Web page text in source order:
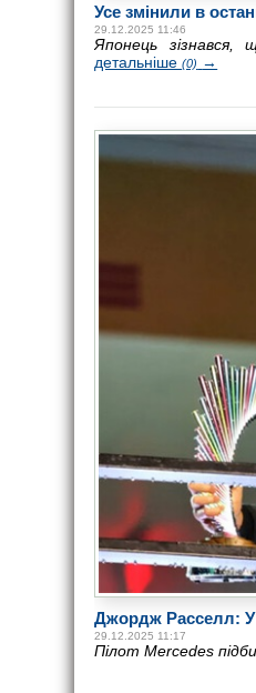
Усе змінили в
29.12.2025 11:46
Японець зізнався,
детальніше(0) →
Джордж Расселл: У
29.12.2025 11:17
Пілот Mercedes